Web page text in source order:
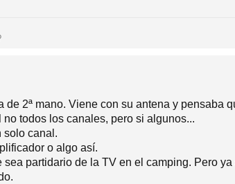
2ª mano. Viene con su antena y pensaba
todos los canales, pero si algunos...
solo canal.
o algo así.
partidario de la TV en el camping. Pero